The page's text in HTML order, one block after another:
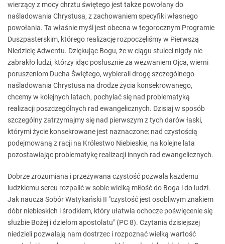
wierzący z mocy chrztu świętego jest także powołany do
naśladowania Chrystusa, z zachowaniem specyfiki własnego
powołania. Ta właśnie myśl jest obecna w tegorocznym Programie
Duszpasterskim, którego realizację rozpoczęliśmy w Pierwszą
Niedzielę Adwentu. Dziękując Bogu, że w ciągu stuleci nigdy nie
zabrakło ludzi, którzy idąc posłusznie za wezwaniem Ojca, wierni
poruszeniom Ducha Świętego, wybierali drogę szczególnego
naśladowania Chrystusa na drodze życia konsekrowanego,
chcemy w kolejnych latach, pochylać się nad problematyką
realizacji poszczególnych rad ewangelicznych. Dzisiaj w sposób
szczególny zatrzymajmy się nad pierwszym z tych darów łaski,
którymi życie konsekrowane jest naznaczone: nad czystością
podejmowaną z racji na Królestwo Niebieskie, na kolejne lata
pozostawiając problematykę realizacji innych rad ewangelicznych.
Dobrze zrozumiana i przeżywana czystość pozwala każdemu
ludzkiemu sercu rozpalić w sobie wielką miłość do Boga i do ludzi.
Jak naucza Sobór Watykański II "czystość jest osobliwym znakiem
dóbr niebieskich i środkiem, który ułatwia ochocze poświęcenie się
służbie Bożej i dziełom apostolatu" (PC 8). Czytania dzisiejszej
niedzieli pozwalają nam dostrzec i rozpoznać wielką wartość